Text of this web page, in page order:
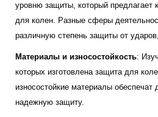
уровню защиты, который
для колен. Разные сферы
различную степень защиты от
Материалы и износостойкость:
которых изготовлена защита для
износостойкие материалы обеспечат
надежную защиту.